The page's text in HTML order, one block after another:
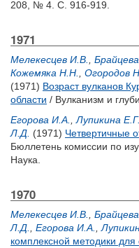
208, № 4. С. 916-919.
1971
Мелекесцев И.В.
Кожемяка Н.Н.
Огородов
(1971) Возраст вулканов
области / Вулканизм и
Егорова И.А.
Лупикина Е.Г.
Л.Д. (1971) Четвертичные
Бюллетень комиссии по
Наука.
1970
Мелекесцев И.В.
Л.Д.
Егорова И.А.
комплексной методики